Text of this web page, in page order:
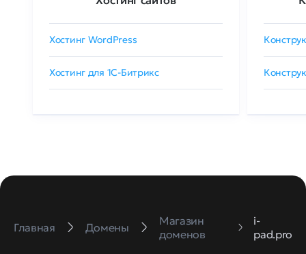
Хостинг WordPress
Хостинг для 1C-Битрикс
Главная Домены
Магазин
доменов
i-
pad.pro